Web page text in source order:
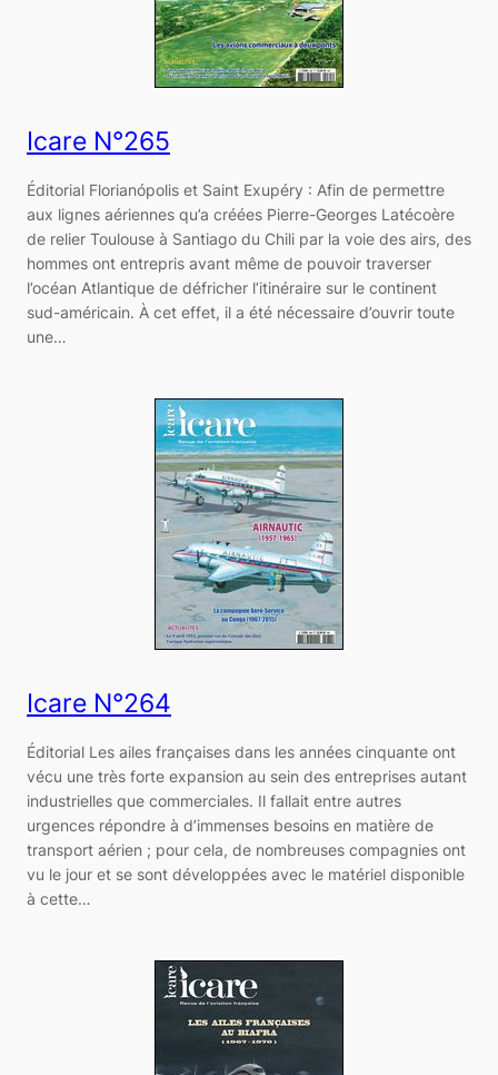
Icare N°265
Éditorial Florianópolis et Saint Exupéry : Afin de permettre
aux lignes aériennes qu’a créées Pierre-Georges Latécoère
de relier Toulouse à Santiago du Chili par la voie des airs, des
hommes ont entrepris avant même de pouvoir traverser
l’océan Atlantique de défricher l’itinéraire sur le continent
sud-américain. À cet effet, il a été nécessaire d’ouvrir toute
une…
Icare N°264
Éditorial Les ailes françaises dans les années cinquante ont
vécu une très forte expansion au sein des entreprises autant
industrielles que commerciales. Il fallait entre autres
urgences répondre à d’immenses besoins en matière de
transport aérien ; pour cela, de nombreuses compagnies ont
vu le jour et se sont développées avec le matériel disponible
à cette…